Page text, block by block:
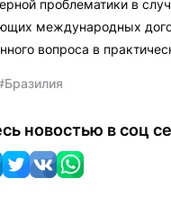
проблематики в
международных
вопроса в
новостью в соц